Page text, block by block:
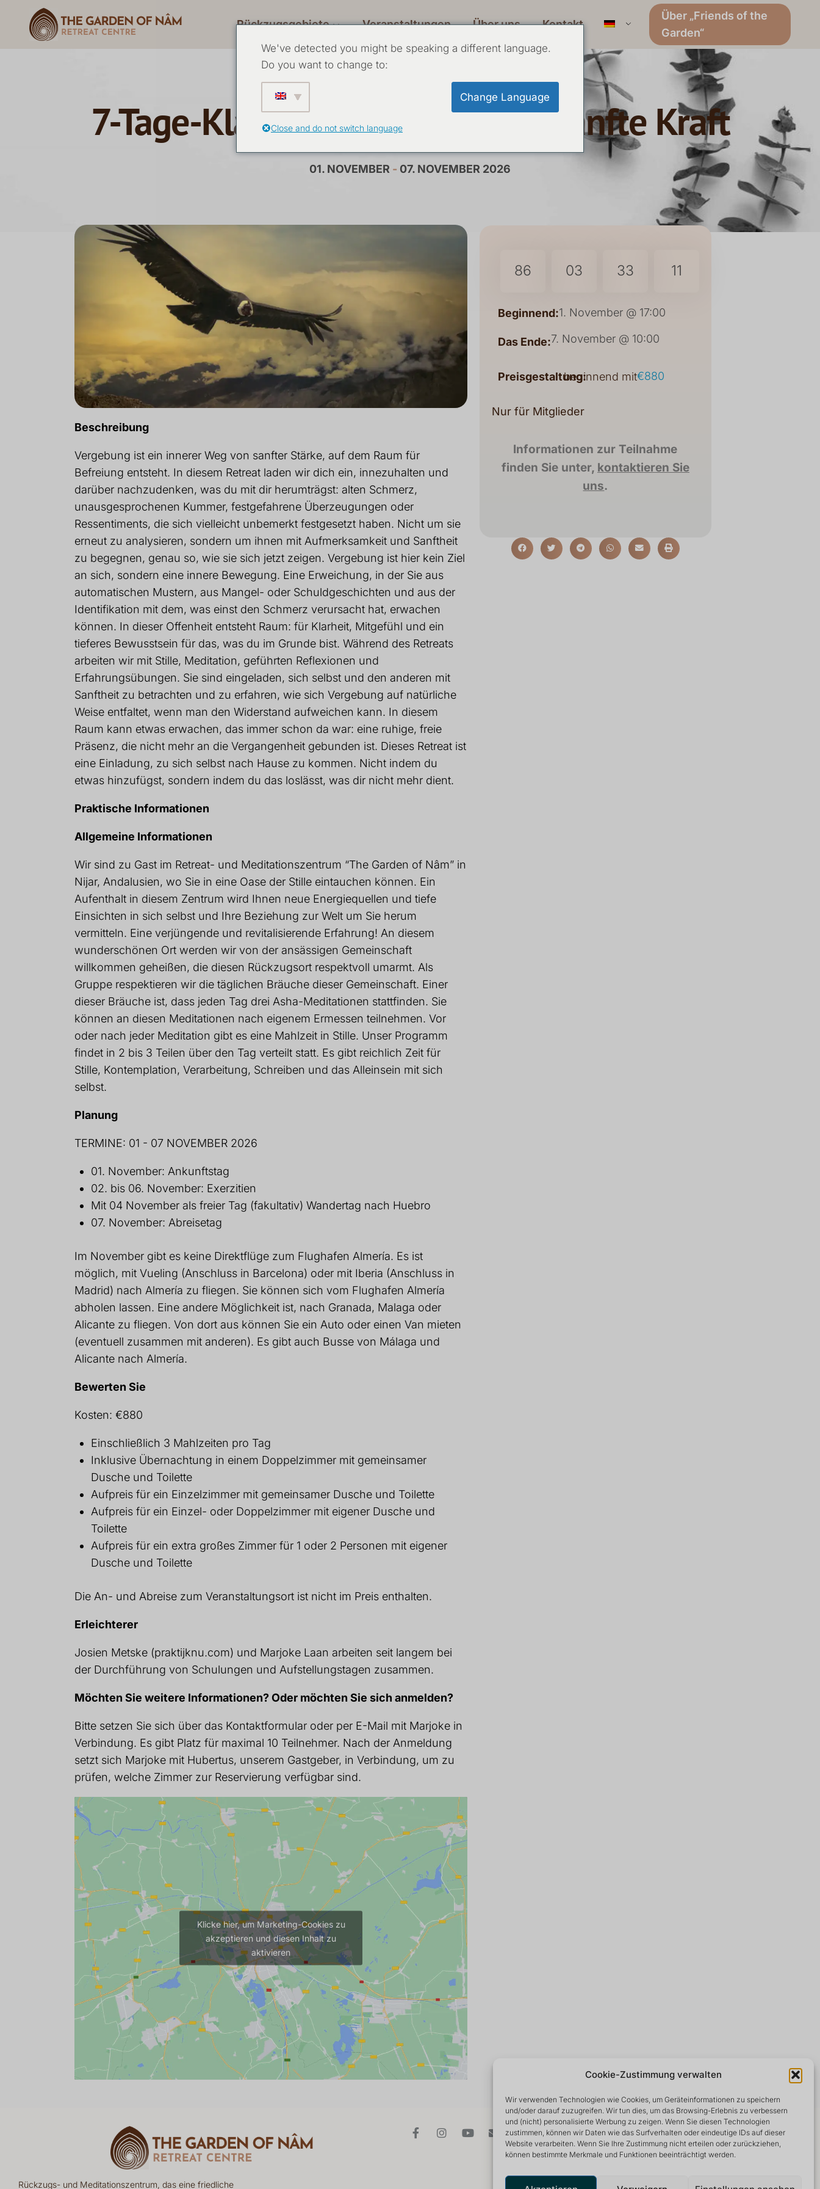
Cookie-Zustimmung verwalten
Wir verwenden Technologien wie Cookies, um Geräteinformationen zu speichern
und/oder darauf zuzugreifen. Wir tun dies, um das Browsing-Erlebnis zu verbessern
und (nicht) personalisierte Werbung zu zeigen. Wenn Sie diesen Technologien
zustimmen, können wir Daten wie das Surfverhalten oder eindeutige IDs auf dieser
Website verarbeiten. Wenn Sie Ihre Zustimmung nicht erteilen oder zurückziehen,
können bestimmte Merkmale und Funktionen beeinträchtigt werden.
Rückzugsgebiete Veranstaltungen Über uns Kontakt
Über „Friends of the
Garden“
7-Tage-Klausur: Vergebung als sanfte Kraft
01. NOVEMBER - 07. NOVEMBER 2026
Beschreibung
Vergebung ist ein innerer Weg von sanfter Stärke, auf dem Raum für
Befreiung entsteht. In diesem Retreat laden wir dich ein, innezuhalten und
darüber nachzudenken, was du mit dir herumträgst: alten Schmerz,
unausgesprochenen Kummer, festgefahrene Überzeugungen oder
Ressentiments, die sich vielleicht unbemerkt festgesetzt haben. Nicht um sie
erneut zu analysieren, sondern um ihnen mit Aufmerksamkeit und Sanftheit
zu begegnen, genau so, wie sie sich jetzt zeigen. Vergebung ist hier kein Ziel
an sich, sondern eine innere Bewegung. Eine Erweichung, in der Sie aus
automatischen Mustern, aus Mangel- oder Schuldgeschichten und aus der
Identifikation mit dem, was einst den Schmerz verursacht hat, erwachen
können. In dieser Offenheit entsteht Raum: für Klarheit, Mitgefühl und ein
tieferes Bewusstsein für das, was du im Grunde bist. Während des Retreats
arbeiten wir mit Stille, Meditation, geführten Reflexionen und
Erfahrungsübungen. Sie sind eingeladen, sich selbst und den anderen mit
Sanftheit zu betrachten und zu erfahren, wie sich Vergebung auf natürliche
Weise entfaltet, wenn man den Widerstand aufweichen kann. In diesem
Raum kann etwas erwachen, das immer schon da war: eine ruhige, freie
Präsenz, die nicht mehr an die Vergangenheit gebunden ist. Dieses Retreat ist
eine Einladung, zu sich selbst nach Hause zu kommen. Nicht indem du
etwas hinzufügst, sondern indem du das loslässt, was dir nicht mehr dient.
Praktische Informationen
Allgemeine Informationen
Wir sind zu Gast im Retreat- und Meditationszentrum “The Garden of Nâm” in
Nijar, Andalusien, wo Sie in eine Oase der Stille eintauchen können. Ein
Aufenthalt in diesem Zentrum wird Ihnen neue Energiequellen und tiefe
Einsichten in sich selbst und Ihre Beziehung zur Welt um Sie herum
vermitteln. Eine verjüngende und revitalisierende Erfahrung! An diesem
wunderschönen Ort werden wir von der ansässigen Gemeinschaft
willkommen geheißen, die diesen Rückzugsort respektvoll umarmt. Als
Gruppe respektieren wir die täglichen Bräuche dieser Gemeinschaft. Einer
dieser Bräuche ist, dass jeden Tag drei Asha-Meditationen stattfinden. Sie
können an diesen Meditationen nach eigenem Ermessen teilnehmen. Vor
oder nach jeder Meditation gibt es eine Mahlzeit in Stille. Unser Programm
findet in 2 bis 3 Teilen über den Tag verteilt statt. Es gibt reichlich Zeit für
Stille, Kontemplation, Verarbeitung, Schreiben und das Alleinsein mit sich
selbst.
Planung
TERMINE: 01 - 07 NOVEMBER 2026
01. November: Ankunftstag
02. bis 06. November: Exerzitien
Mit 04 November als freier Tag (fakultativ) Wandertag nach Huebro
07. November: Abreisetag
Im November gibt es keine Direktflüge zum Flughafen Almería. Es ist
möglich, mit Vueling (Anschluss in Barcelona) oder mit Iberia (Anschluss in
Madrid) nach Almería zu fliegen. Sie können sich vom Flughafen Almería
abholen lassen. Eine andere Möglichkeit ist, nach Granada, Malaga oder
Alicante zu fliegen. Von dort aus können Sie ein Auto oder einen Van mieten
(eventuell zusammen mit anderen). Es gibt auch Busse von Málaga und
Alicante nach Almería.
Bewerten Sie
Kosten: €880
Einschließlich 3 Mahlzeiten pro Tag
Inklusive Übernachtung in einem Doppelzimmer mit gemeinsamer
Dusche und Toilette
Aufpreis für ein Einzelzimmer mit gemeinsamer Dusche und Toilette
Aufpreis für ein Einzel- oder Doppelzimmer mit eigener Dusche und
Toilette
Aufpreis für ein extra großes Zimmer für 1 oder 2 Personen mit eigener
Dusche und Toilette
Die An- und Abreise zum Veranstaltungsort ist nicht im Preis enthalten.
Erleichterer
Josien Metske (praktijknu.com) und Marjoke Laan arbeiten seit langem bei
der Durchführung von Schulungen und Aufstellungstagen zusammen.
Möchten Sie weitere Informationen? Oder möchten Sie sich anmelden?
Bitte setzen Sie sich über das Kontaktformular oder per E-Mail mit Marjoke in
Verbindung. Es gibt Platz für maximal 10 Teilnehmer. Nach der Anmeldung
setzt sich Marjoke mit Hubertus, unserem Gastgeber, in Verbindung, um zu
prüfen, welche Zimmer zur Reservierung verfügbar sind.
Klicke hier, um Marketing-Cookies zu
akzeptieren und diesen Inhalt zu
aktivieren
86 03 33 10
Beginnend:1. November @ 17:00
Das Ende:7. November @ 10:00
Preisgestaltung:beginnend mit€880
Nur für Mitglieder
Informationen zur Teilnahme
finden Sie unter, kontaktieren Sie
uns.
Rückzugs- und Meditationszentrum, das eine friedliche
We've detected you might be speaking a different language.
Do you want to change to:
Change Language
Close and do not switch language